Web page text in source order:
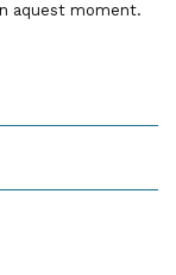
aquest moment.